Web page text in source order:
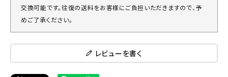
交換可能です。往復の送料をお客様にご負担いただきますので、予
めご了承ください。
レビューを書く